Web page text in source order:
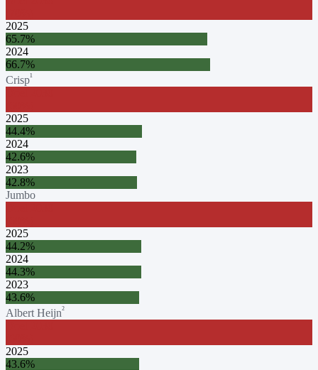
2025
65.7%
2024
66.7%
Crisp¹
2025
44.4%
2024
42.6%
2023
42.8%
Jumbo
2025
44.2%
2024
44.3%
2023
43.6%
Albert Heijn²
2025
43.6%